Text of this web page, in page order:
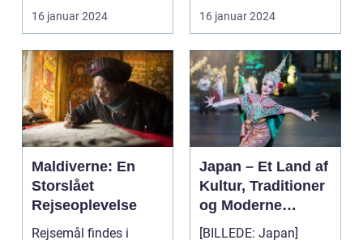
beundring. Med sin
betagende natu...
16 januar 2024
land med sine smukke
strande...
16 januar 2024
Maldiverne: En
Storslået
Rejseoplevelse
Rejsemål findes i
Japan – Et Land af
Kultur, Traditioner
og Moderne
Vidundere
[BILLEDE: Japan]